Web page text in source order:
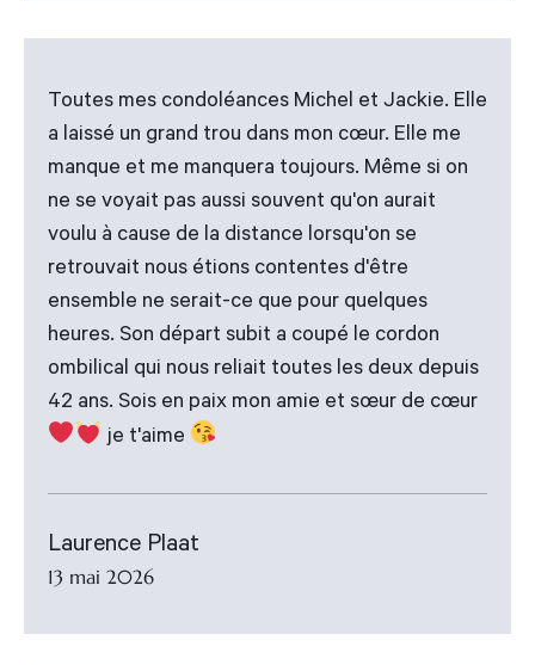
Toutes mes condoléances Michel et Jackie. Elle
a laissé un grand trou dans mon cœur. Elle me
manque et me manquera toujours. Même si on
ne se voyait pas aussi souvent qu'on aurait
voulu à cause de la distance lorsqu'on se
retrouvait nous étions contentes d'être
ensemble ne serait-ce que pour quelques
heures. Son départ subit a coupé le cordon
ombilical qui nous reliait toutes les deux depuis
42 ans. Sois en paix mon amie et sœur de cœur
je t'aime
Laurence Plaat
13 mai 2026